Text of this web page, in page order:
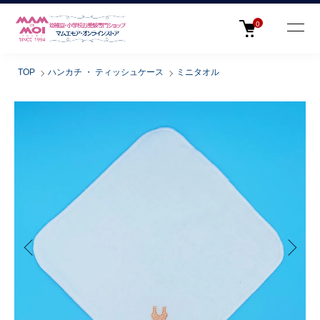
0
TOP ハンカチ ・ ティッシュケース ミニタオル